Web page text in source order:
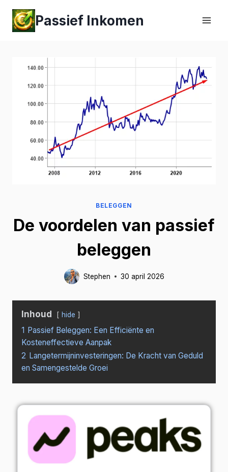
Passief Inkomen
BELEGGEN
De voordelen van passief
beleggen
Stephen 30 april 2026
Inhoud hide
1 Passief Beleggen: Een Efficiënte en
Kosteneffectieve Aanpak
2 Langetermijninvesteringen: De Kracht van Geduld
en Samengestelde Groei